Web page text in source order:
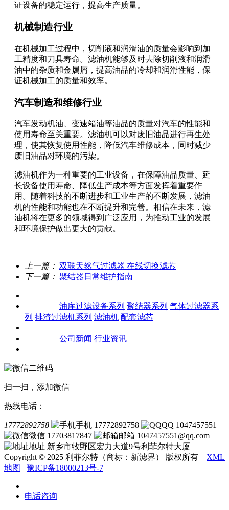
证设备的稳定运行，提高生产质量。
机械制造行业
在机械加工过程中，切削液和润滑油的质量会影响到加
工精度和刀具寿命。滤油机能够及时去除切削液和润滑
油中的杂质和金属屑，提高油品的冷却和润滑性能，保
证机械加工的质量和效率。
汽车制造和维修行业
汽车发动机油、变速箱油等油品的质量对汽车的性能和
使用寿命至关重要。滤油机可以对废旧油品进行再生处
理，使其恢复使用性能，降低汽车维修成本，同时减少
废旧油品对环境的污染。
滤油机作为一种重要的工业设备，在保障油品质量、延
长设备使用寿命、降低生产成本等方面发挥着重要作
用。随着科技的不断进步和工业生产的不断发展，滤油
机的性能和功能也在不断提升和完善。相信在未来，滤
油机将在更多的领域得到广泛应用，为推动工业的发展
和环境保护做出更大的贡献。
上一篇： 双联天然气过滤器 在线切换滤芯
下一篇： 聚结器日常维护指南
油库过滤设备系列 聚结器系列 气体过滤器系
列 排渣过滤机系列 滤油机 配套滤芯
公司新闻 行业资讯
扫一扫，添加微信
热线电话：
17772892758 手机 17772892758
QQ 1047457551
微信 17703817847
邮箱 1047457551@qq.com
地址 新乡市牧野区宏力大道9号利菲尔特大厦
Copyright © 2025 利菲尔特（商标：新滤界） 版权所有 XML
地图
豫ICP备18000213号-7
电话咨询